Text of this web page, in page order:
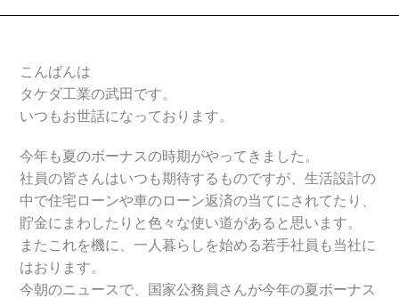
こんばんは
タケダ工業の武田です。
いつもお世話になっております。
今年も夏のボーナスの時期がやってきました。
社員の皆さんはいつも期待するものですが、生活設計の
中で住宅ローンや車のローン返済の当てにされてたり、
貯金にまわしたりと色々な使い道があると思います。
またこれを機に、一人暮らしを始める若手社員も当社に
はおります。
今朝のニュースで、国家公務員さんが今年の夏ボーナス